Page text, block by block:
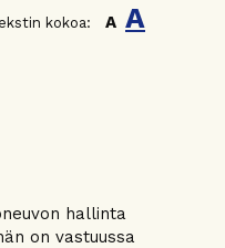
kokoa: A A
hallinta
on vastuussa